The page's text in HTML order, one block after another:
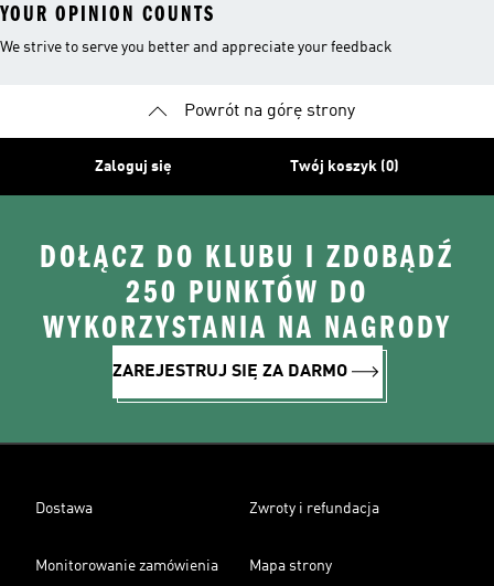
YOUR OPINION COUNTS
We strive to serve you better and appreciate your feedback
Powrót na górę strony
Zaloguj się Twój koszyk (0)
DOŁĄCZ DO KLUBU I ZDOBĄDŹ
250 PUNKTÓW DO
WYKORZYSTANIA NA NAGRODY
ZAREJESTRUJ SIĘ ZA DARMO
Dostawa Zwroty i refundacja
Monitorowanie zamówienia Mapa strony